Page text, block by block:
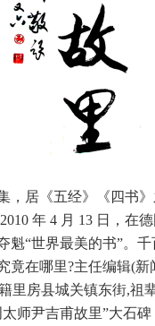
，居《五经》《四书
2010 年 4 月 13 日，在
魁“世界最美的书”。
竟在哪里?主任编辑(
里房县城关镇东街,祖
师尹吉甫故里”大石